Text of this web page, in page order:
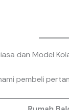
dan Model
pembeli